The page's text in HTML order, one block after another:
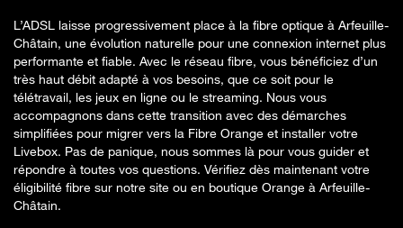
L’ADSL laisse progressivement place à la fibre optique à Arfeuille-
Châtain, une évolution naturelle pour une connexion internet plus
performante et fiable. Avec le réseau fibre, vous bénéficiez d’un
très haut débit adapté à vos besoins, que ce soit pour le
télétravail, les jeux en ligne ou le streaming. Nous vous
accompagnons dans cette transition avec des démarches
simplifiées pour migrer vers la Fibre Orange et installer votre
Livebox. Pas de panique, nous sommes là pour vous guider et
répondre à toutes vos questions. Vérifiez dès maintenant votre
éligibilité fibre sur notre site ou en boutique Orange à Arfeuille-
Châtain.